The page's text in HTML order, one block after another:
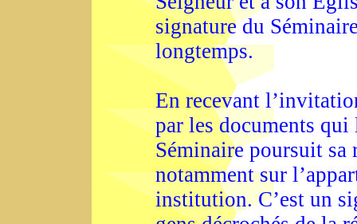
signature du
longtemps.
En recevant
par les documents qui
Séminaire poursuit
notamment sur
institution. C’est un